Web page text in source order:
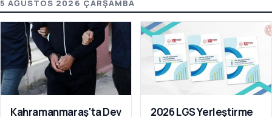
5 AĞUSTOS 2026 ÇARŞAMBA
Kahramanmaraş'ta Dev
2026 LGS Yerleştirme